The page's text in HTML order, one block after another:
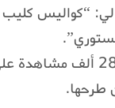
“كواليس
جدير بالذكر أن أغنية إيمان بطمة حصدت
طرحها.